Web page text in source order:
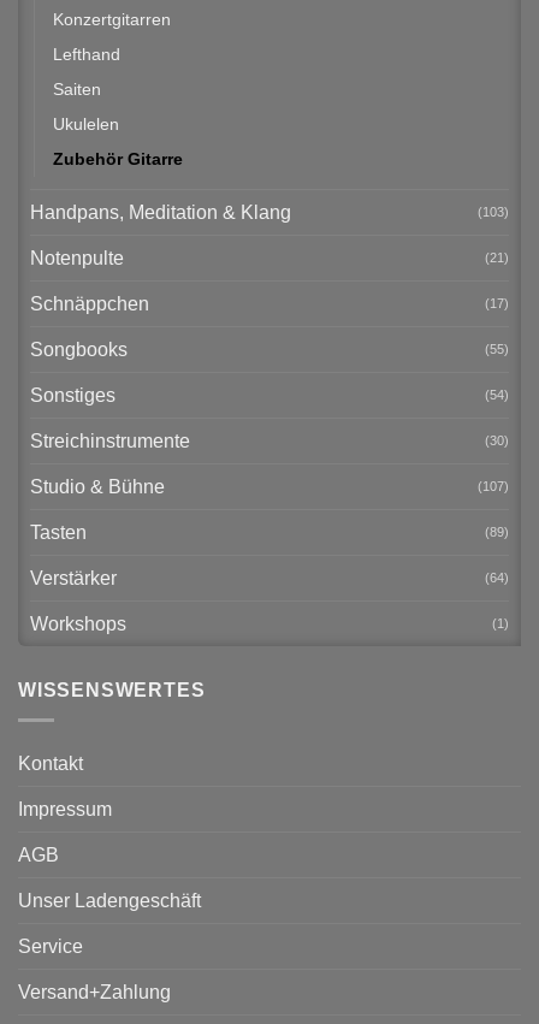
Konzertgitarren
Lefthand
Saiten
Ukulelen
Zubehör Gitarre
Handpans, Meditation & Klang (103)
Notenpulte (21)
Schnäppchen (17)
Songbooks (55)
Sonstiges (54)
Streichinstrumente (30)
Studio & Bühne (107)
Tasten (89)
Verstärker (64)
Workshops (1)
WISSENSWERTES
Kontakt
Impressum
AGB
Unser Ladengeschäft
Service
Versand+Zahlung